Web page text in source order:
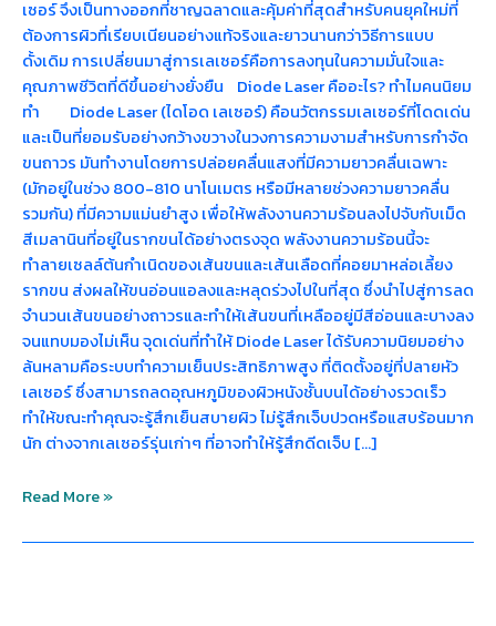
เซอร์ จึงเป็นทางออกที่ชาญฉลาดและคุ้มค่าที่สุดสำหรับคนยุคใหม่ที่
ต้องการผิวที่เรียบเนียนอย่างแท้จริงและยาวนานกว่าวิธีการแบบ
ดั้งเดิม การเปลี่ยนมาสู่การเลเซอร์คือการลงทุนในความมั่นใจและ
คุณภาพชีวิตที่ดีขึ้นอย่างยั่งยืน Diode Laser คืออะไร? ทำไมคนนิยม
ทำ Diode Laser (ไดโอด เลเซอร์) คือนวัตกรรมเลเซอร์ที่โดดเด่น
และเป็นที่ยอมรับอย่างกว้างขวางในวงการความงามสำหรับการกำจัด
ขนถาวร มันทำงานโดยการปล่อยคลื่นแสงที่มีความยาวคลื่นเฉพาะ
(มักอยู่ในช่วง 800-810 นาโนเมตร หรือมีหลายช่วงความยาวคลื่น
รวมกัน) ที่มีความแม่นยำสูง เพื่อให้พลังงานความร้อนลงไปจับกับเม็ด
สีเมลานินที่อยู่ในรากขนได้อย่างตรงจุด พลังงานความร้อนนี้จะ
ทำลายเซลล์ต้นกำเนิดของเส้นขนและเส้นเลือดที่คอยมาหล่อเลี้ยง
รากขน ส่งผลให้ขนอ่อนแอลงและหลุดร่วงไปในที่สุด ซึ่งนำไปสู่การลด
จำนวนเส้นขนอย่างถาวรและทำให้เส้นขนที่เหลืออยู่มีสีอ่อนและบางลง
จนแทบมองไม่เห็น จุดเด่นที่ทำให้ Diode Laser ได้รับความนิยมอย่าง
ล้นหลามคือระบบทำความเย็นประสิทธิภาพสูง ที่ติดตั้งอยู่ที่ปลายหัว
เลเซอร์ ซึ่งสามารถลดอุณหภูมิของผิวหนังชั้นบนได้อย่างรวดเร็ว
ทำให้ขณะทำคุณจะรู้สึกเย็นสบายผิว ไม่รู้สึกเจ็บปวดหรือแสบร้อนมาก
นัก ต่างจากเลเซอร์รุ่นเก่าๆ ที่อาจทำให้รู้สึกดีดเจ็บ […]
Read More »